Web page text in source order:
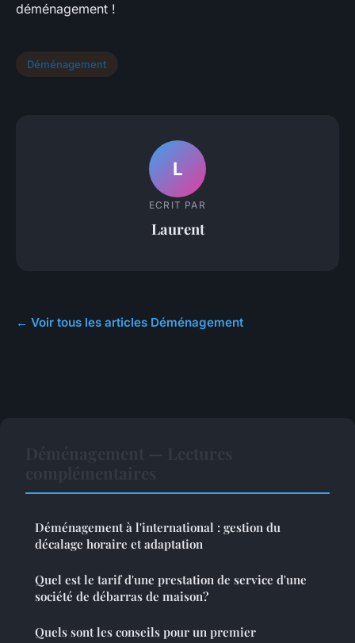
déménagement !
Déménagement
L
ECRIT PAR
Laurent
← Voir tous les articles Déménagement
Déménagement à l'international : gestion du
décalage horaire et adaptation
Quel est le tarif d'une prestation de service d'une
société de débarras de maison?
Quels sont les conseils pour un premier